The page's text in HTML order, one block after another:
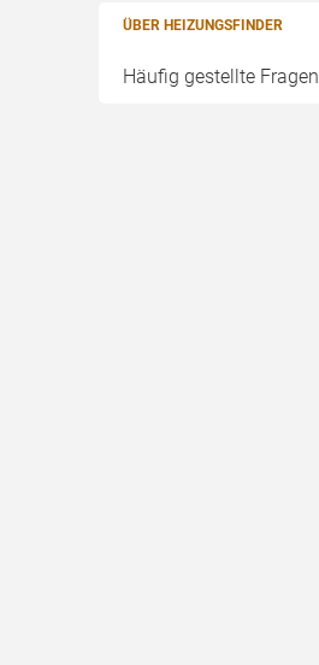
ÜBER HEIZUNGSFINDER
Häufig gestellte Fragen